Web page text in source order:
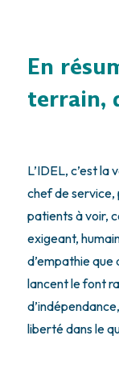
En
terrain,
L’IDEL, c’est
chef de service,
patients à voir,
exigeant,
d’empathie que
lancent le font
liberté dans le